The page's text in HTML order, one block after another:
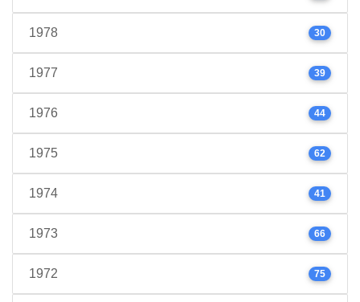
1978 30
1977 39
1976 44
1975 62
1974 41
1973 66
1972 75